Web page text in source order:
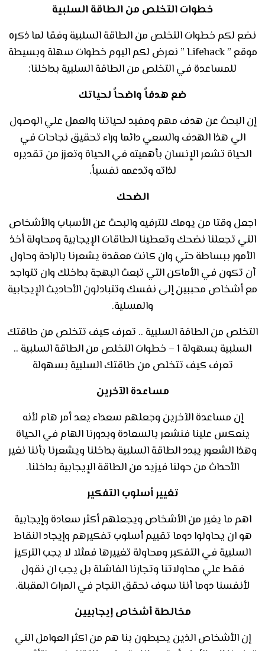
خطوات التخلص من الطاقة السلبية
نضع لكم خطوات التخلص من الطاقة السلبية وفقا لما ذكره
موقع ” Lifehack ” نعرض لكم اليوم خطوات سهلة وبسيطة
للمساعدة في التخلص من الطاقة السلبية بداخلنا:
ضع هدفاً واضحاً لحياتك
إن البحث عن هدف مهم ومفيد لحياتنا والعمل علي الوصول
الي هذا الهدف والسعي دائما وراء تحقيق نجاحات في
الحياة تشعر الإنسان بأهميته في الحياة وتعزز من تقديره
لذاته وتدعمه نفسياً.
الضحك
اجعل وقتا من يومك للترفيه والبحث عن الأسباب والأشخاص
التي تجعلنا نضحك وتعطينا الطاقات الإيجابية ومحاولة أخذ
الأمور ببساطة حتي وان كانت معقدة يشعرنا بالراحة وحاول
أن تكون في الأماكن التي تبعث البهجة بداخلك وان تتواجد
مع أشخاص محببين إلى نفسك وتتبادلون الأحاديث الإيجابية
والمسلية.
التخلص من الطاقة السلبية .. تعرف كيف تتخلص من طاقتك
السلبية بسهولة 1 – خطوات التخلص من الطاقة السلبية ..
تعرف كيف تتخلص من طاقتك السلبية بسهولة
مساعدة الآخرين
إن مساعدة الآخرين وجعلهم سعداء يعد أمر هام لأنه
ينعكس علينا فنشعر بالسعادة وبدورنا الهام في الحياة
وهذا الشعور يبدد الطاقة السلبية بداخلنا ويشعرنا بأننا نغير
الأحداث من حولنا فيزيد من الطاقة الإيجابية بداخلنا.
تغيير أسلوب التفكير
اهم ما يغير من الأشخاص ويجعلهم أكثر سعادة وإيجابية
هو ان يحاولوا دوما تقييم أسلوب تفكيرهم وإيجاد النقاط
السلبية في التفكير ومحاولة تغييرها فمثلا لا يجب التركيز
فقط علي محاولاتنا وتجارنا الفاشلة بل يجب ان نقول
لأنفسنا دوما أننا سوف نحقق النجاح في المرات المقبلة.
مخالطة أشخاص إيجابيين
إن الأشخاص الذين يحيطون بنا هم من اكثر العوامل التي